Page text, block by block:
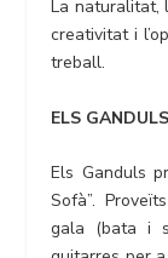
La naturalitat,
creativitat i
treball.
ELS
Els Ganduls
Sofà”.
gala (bata i